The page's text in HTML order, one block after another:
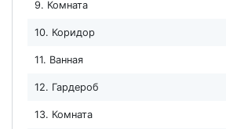
9. Комната
10. Коридор
11. Ванная
12. Гардероб
13. Комната